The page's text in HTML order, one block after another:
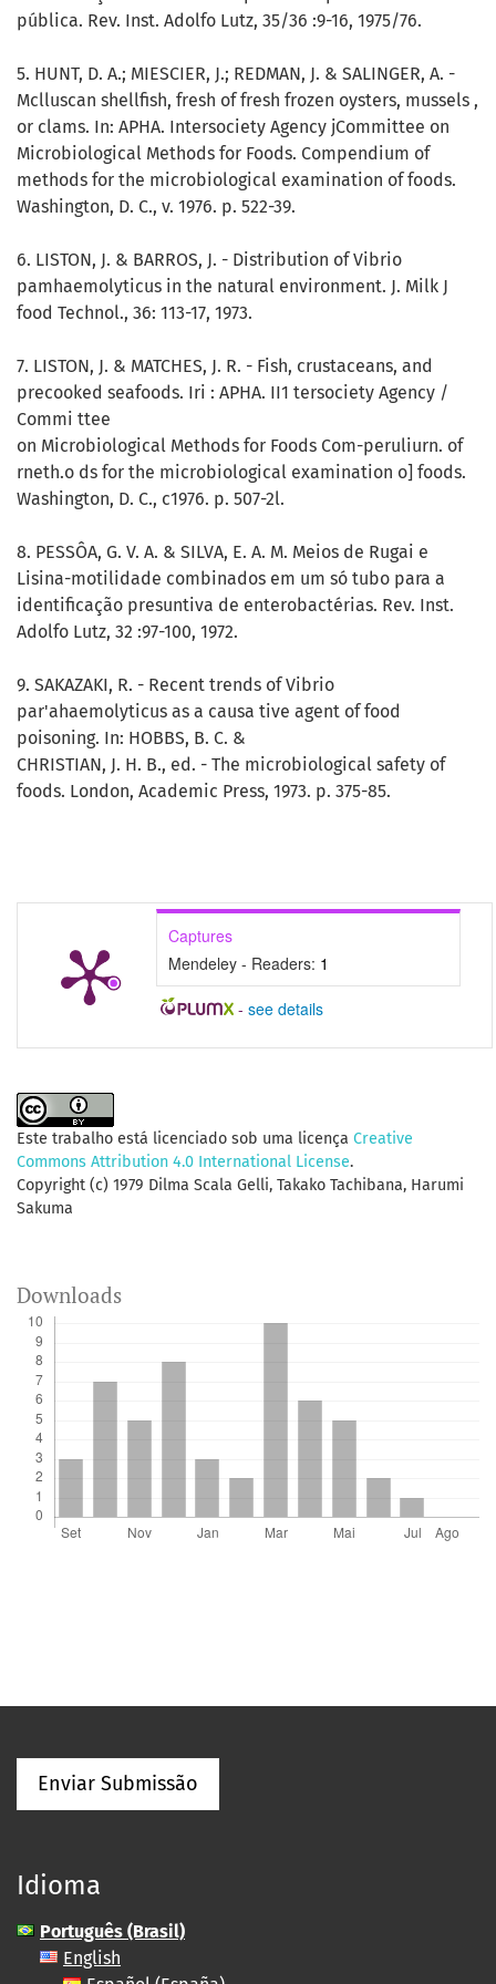
Captures
Mendeley - Readers: 1
- see details
pública. Rev. Inst. Adolfo Lutz, 35/36 :9-16, 1975/76.
5. HUNT, D. A.; MIESCIER, J.; REDMAN, J. & SALINGER, A. -
Mclluscan shellfish, fresh of fresh frozen oysters, mussels ,
or clams. In: APHA. Intersociety Agency jCommittee on
Microbiological Methods for Foods. Compendium of
methods for the microbiological examination of foods.
Washington, D. C., v. 1976. p. 522-39.
6. LISTON, J. & BARROS, J. - Distribution of Vibrio
pamhaemolyticus in the natural environment. J. Milk J
food Technol., 36: 113-17, 1973.
7. LISTON, J. & MATCHES, J. R. - Fish, crustaceans, and
precooked seafoods. Iri : APHA. II1 tersociety Agency /
Commi ttee
on Microbiological Methods for Foods Com-peruliurn. of
rneth.o ds for the microbiological examination o] foods.
Washington, D. C., c1976. p. 507-2l.
8. PESSÔA, G. V. A. & SILVA, E. A. M. Meios de Rugai e
Lisina-motilidade combinados em um só tubo para a
identificação presuntiva de enterobactérias. Rev. Inst.
Adolfo Lutz, 32 :97-100, 1972.
9. SAKAZAKI, R. - Recent trends of Vibrio
par'ahaemolyticus as a causa tive agent of food
poisoning. In: HOBBS, B. C. &
CHRISTIAN, J. H. B., ed. - The microbiological safety of
foods. London, Academic Press, 1973. p. 375-85.
Este trabalho está licenciado sob uma licença Creative
Commons Attribution 4.0 International License.
Copyright (c) 1979 Dilma Scala Gelli, Takako Tachibana, Harumi
Sakuma
Downloads
Enviar Submissão
Idioma
Português (Brasil)
English